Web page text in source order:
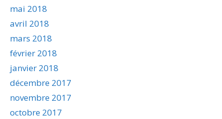
mai 2018
avril 2018
mars 2018
février 2018
janvier 2018
décembre 2017
novembre 2017
octobre 2017